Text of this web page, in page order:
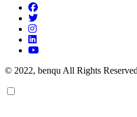
© 2022, benqu All Rights Reserved